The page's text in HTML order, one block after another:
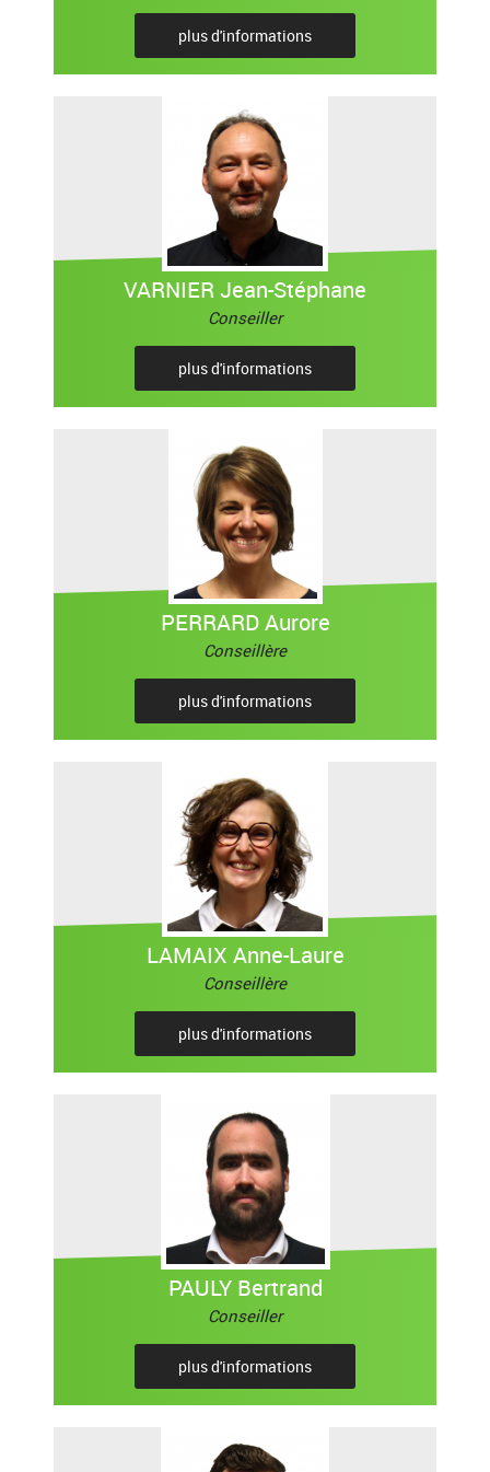
plus d'informations
VARNIER Jean-Stéphane
Conseiller
plus d'informations
PERRARD Aurore
Conseillère
plus d'informations
LAMAIX Anne-Laure
Conseillère
plus d'informations
PAULY Bertrand
Conseiller
plus d'informations